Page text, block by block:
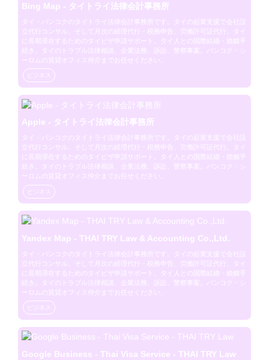
Bing Map - タイトライ法律会計事務所
タイ・バンコクのタイトライ法律会計事務所です。タイの起業支援で会社設
立代行コンサル、そして月次の経理代行・税務申告、労働許可証代行。タイ
に長期滞在するためのタイビザ申請サポート。タイ人との国際結婚・婚姻手
続き。タイのトラブル法律相談、企業法務、訴訟、警察事案。バンコク・シ
ーロムの賃貸オフィス仲介までお任せください。
ビジネス
Apple - タイトライ法律会計事務所
タイ・バンコクのタイトライ法律会計事務所です。タイの起業支援で会社設
立代行コンサル、そして月次の経理代行・税務申告、労働許可証代行。タイ
に長期滞在するためのタイビザ申請サポート。タイ人との国際結婚・婚姻手
続き。タイのトラブル法律相談、企業法務、訴訟、警察事案。バンコク・シ
ーロムの賃貸オフィス仲介までお任せください。
ビジネス
Yandex Map - THAI TRY Law & Accounting Co.,Ltd.
タイ・バンコクのタイトライ法律会計事務所です。タイの起業支援で会社設
立代行コンサル、そして月次の経理代行・税務申告、労働許可証代行。タイ
に長期滞在するためのタイビザ申請サポート。タイ人との国際結婚・婚姻手
続き。タイのトラブル法律相談、企業法務、訴訟、警察事案。バンコク・シ
ーロムの賃貸オフィス仲介までお任せください。
ビジネス
Google Business - Thai Visa Service - THAI TRY Law